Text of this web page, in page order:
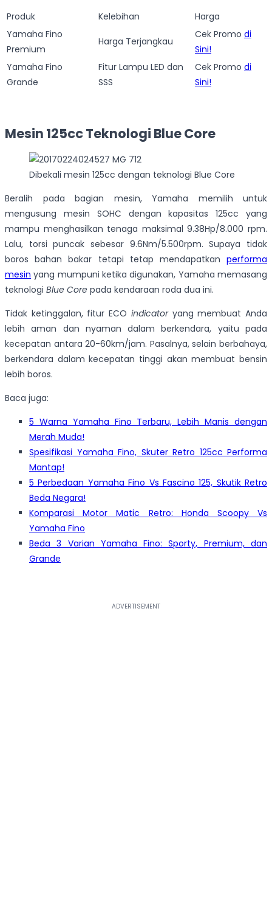
Produk Kelebihan
Harga
Yamaha Fino
Premium
Harga Terjangkau
Cek Promo di
Sini!
Yamaha Fino
Grande
Fitur Lampu LED dan
SSS
Cek Promo di
Sini!
Mesin 125cc Teknologi Blue Core
Dibekali mesin 125cc dengan teknologi Blue Core
Beralih pada bagian mesin, Yamaha memilih untuk
mengusung mesin SOHC dengan kapasitas 125cc yang
mampu menghasilkan tenaga maksimal 9.38Hp/8.000 rpm.
Lalu, torsi puncak sebesar 9.6Nm/5.500rpm. Supaya tidak
boros bahan bakar tetapi tetap mendapatkan performa
mesin yang mumpuni ketika digunakan, Yamaha memasang
teknologi Blue Core pada kendaraan roda dua ini.
Tidak ketinggalan, fitur ECO indicatoryang membuat Anda
lebih aman dan nyaman dalam berkendara, yaitu pada
kecepatan antara 20-60km/jam. Pasalnya, selain berbahaya,
berkendara dalam kecepatan tinggi akan membuat bensin
lebih boros.
Baca juga:
5 Warna Yamaha Fino Terbaru, Lebih Manis dengan
Merah Muda!
Spesifikasi Yamaha Fino, Skuter Retro 125cc Performa
Mantap!
5 Perbedaan Yamaha Fino Vs Fascino 125, Skutik Retro
Beda Negara!
Komparasi Motor Matic Retro: Honda Scoopy Vs
Yamaha Fino
Beda 3 Varian Yamaha Fino: Sporty, Premium, dan
Grande